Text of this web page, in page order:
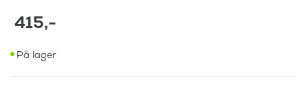
415,-
På lager